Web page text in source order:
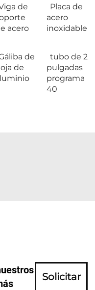
de
acero
Placa de
acero
inoxidable
de
de
tubo de 2
pulgadas
programa
40
Solicitar